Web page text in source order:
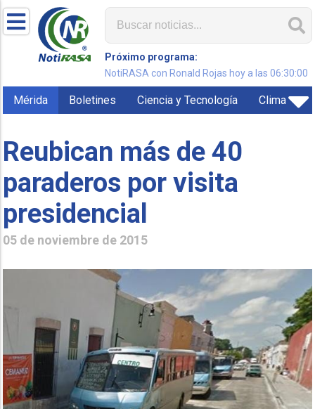
Próximo programa:
NotiRASA con Ronald Rojas hoy a las 06:30:00
Mérida Boletines Ciencia y Tecnología Clima
Reubican más de 40
paraderos por visita
presidencial
05 de noviembre de 2015